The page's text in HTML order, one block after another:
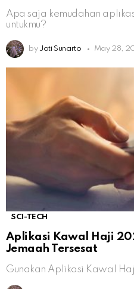
Apa saja kemudahan
untukmu?
by Jati Sunarto May 28,
SCI-TECH
Aplikasi Kawal Haji
Jemaah Tersesat
Gunakan Aplikasi Kawal